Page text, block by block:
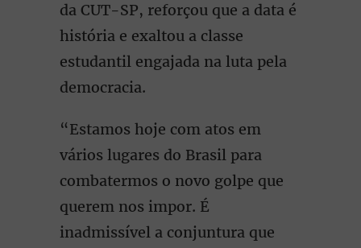
da CUT-SP, reforçou que a data é
história e exaltou a classe
estudantil engajada na luta pela
democracia.
“Estamos hoje com atos em
vários lugares do Brasil para
combatermos o novo golpe que
querem nos impor. É
inadmissível a conjuntura que